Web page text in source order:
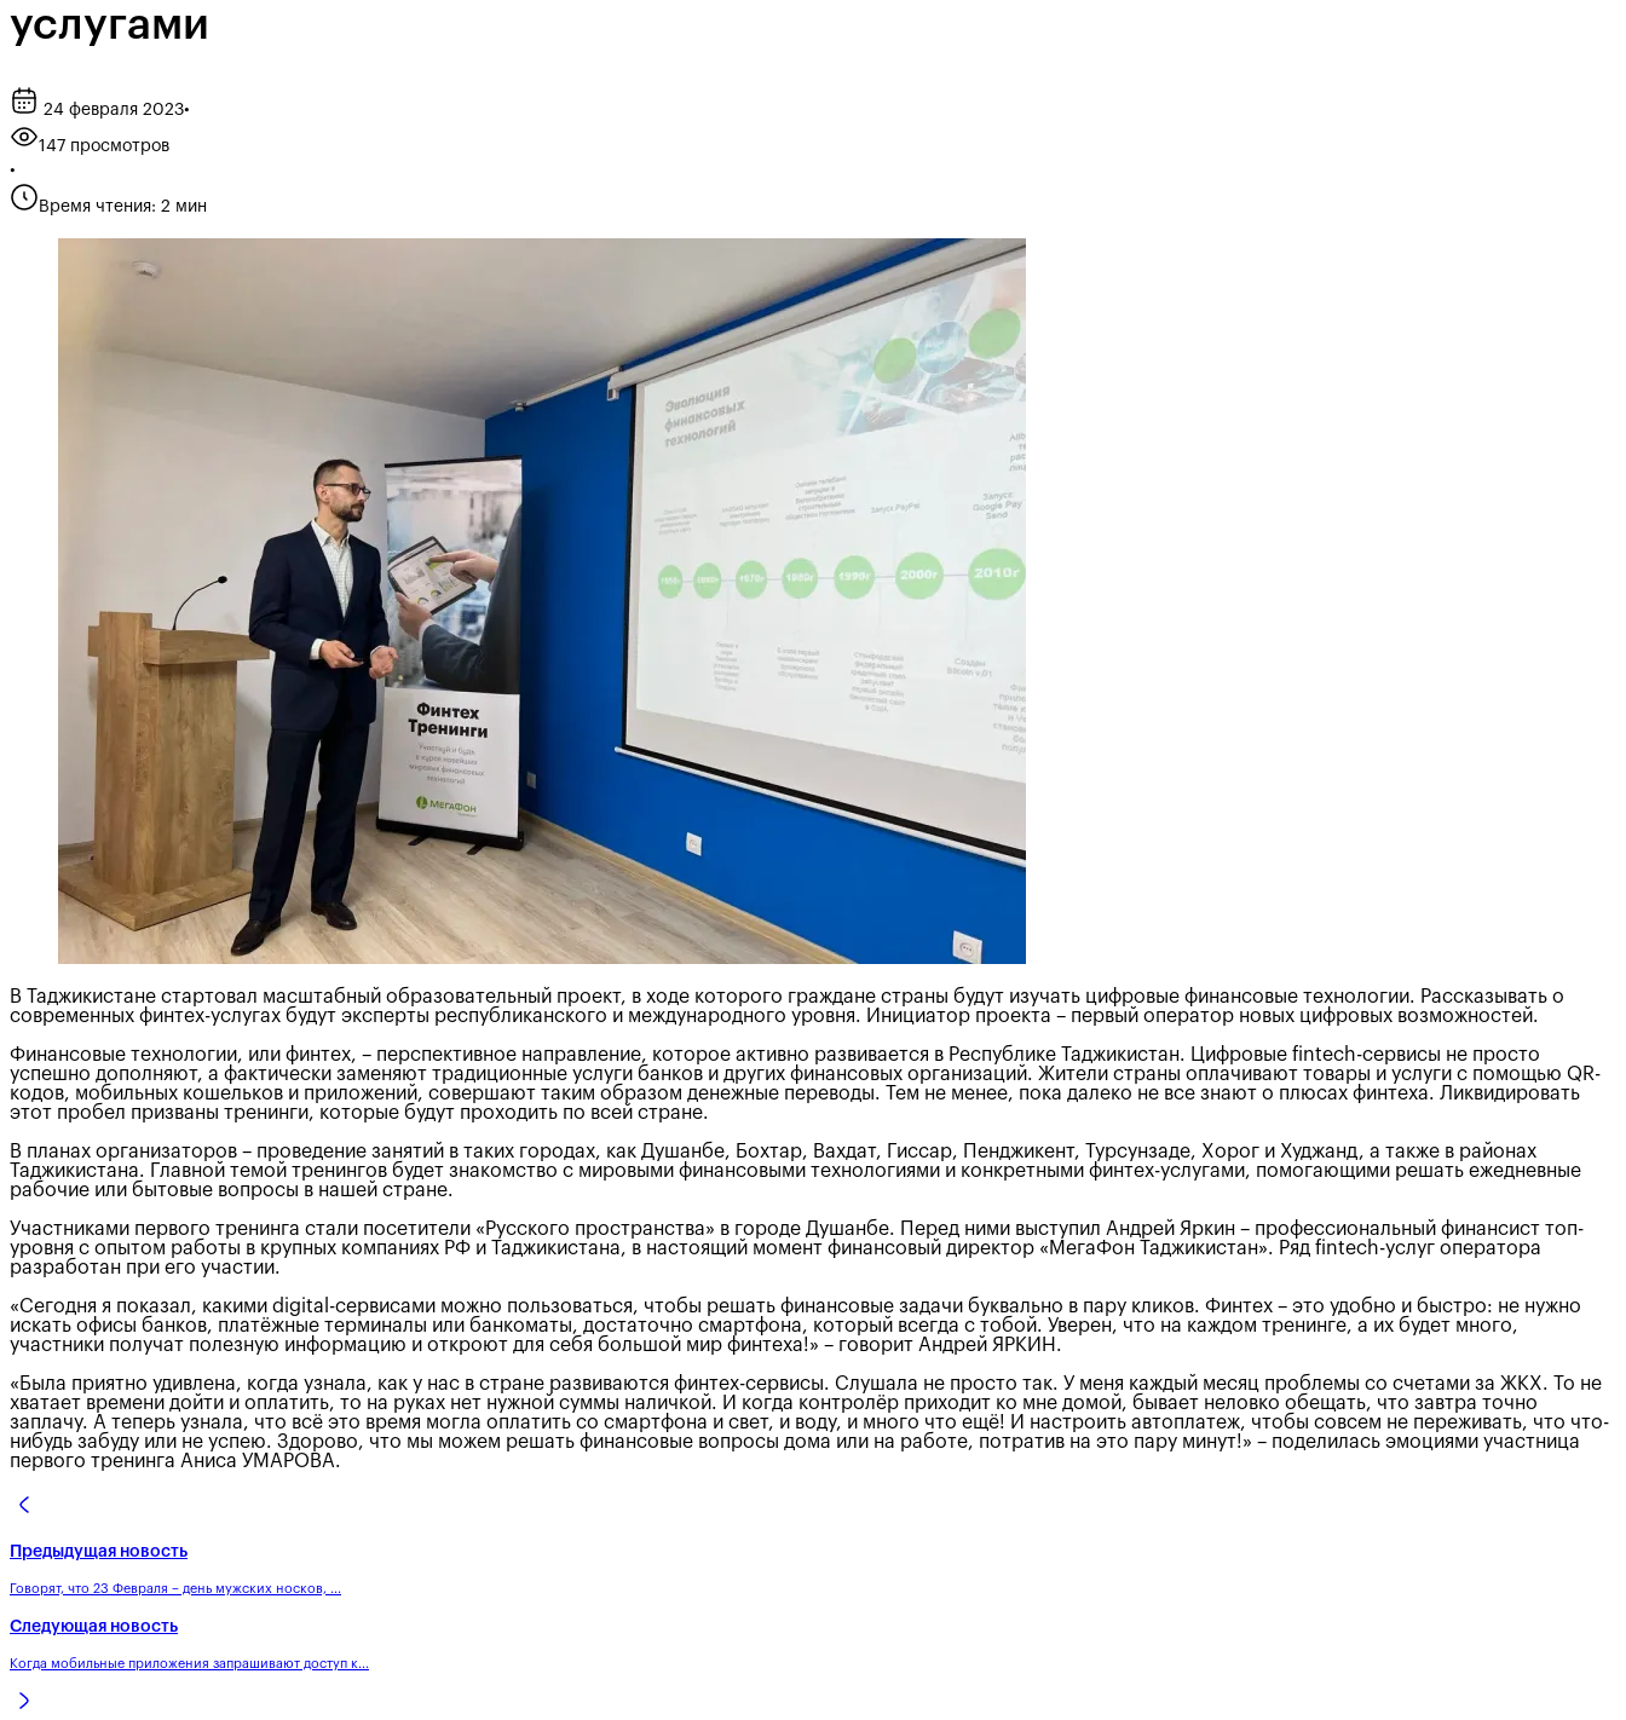
услугами
24 февраля 2023•
147 просмотров
•
Время чтения: 2 мин
В Таджикистане стартовал масштабный образовательный проект, в ходе которого граждане страны будут изучать цифровые финансовые технологии. Рассказывать о
современных финтех-услугах будут эксперты республиканского и международного уровня. Инициатор проекта – первый оператор новых цифровых возможностей.
Финансовые технологии, или финтех, – перспективное направление, которое активно развивается в Республике Таджикистан. Цифровые fintech-сервисы не просто
успешно дополняют, а фактически заменяют традиционные услуги банков и других финансовых организаций. Жители страны оплачивают товары и услуги с помощью QR-
кодов, мобильных кошельков и приложений, совершают таким образом денежные переводы. Тем не менее, пока далеко не все знают о плюсах финтеха. Ликвидировать
этот пробел призваны тренинги, которые будут проходить по всей стране.
В планах организаторов – проведение занятий в таких городах, как Душанбе, Бохтар, Вахдат, Гиссар, Пенджикент, Турсунзаде, Хорог и Худжанд, а также в районах
Таджикистана. Главной темой тренингов будет знакомство с мировыми финансовыми технологиями и конкретными финтех-услугами, помогающими решать ежедневные
рабочие или бытовые вопросы в нашей стране.
Участниками первого тренинга стали посетители «Русского пространства» в городе Душанбе. Перед ними выступил Андрей Яркин – профессиональный финансист топ-
уровня с опытом работы в крупных компаниях РФ и Таджикистана, в настоящий момент финансовый директор «МегаФон Таджикистан». Ряд fintech-услуг оператора
разработан при его участии.
«Сегодня я показал, какими digital-сервисами можно пользоваться, чтобы решать финансовые задачи буквально в пару кликов. Финтех – это удобно и быстро: не нужно
искать офисы банков, платёжные терминалы или банкоматы, достаточно смартфона, который всегда с тобой. Уверен, что на каждом тренинге, а их будет много,
участники получат полезную информацию и откроют для себя большой мир финтеха!» – говорит Андрей ЯРКИН.
«Была приятно удивлена, когда узнала, как у нас в стране развиваются финтех-сервисы. Слушала не просто так. У меня каждый месяц проблемы со счетами за ЖКХ. То не
хватает времени дойти и оплатить, то на руках нет нужной суммы наличкой. И когда контролёр приходит ко мне домой, бывает неловко обещать, что завтра точно
заплачу. А теперь узнала, что всё это время могла оплатить со смартфона и свет, и воду, и много что ещё! И настроить автоплатеж, чтобы совсем не переживать, что что-
нибудь забуду или не успею. Здорово, что мы можем решать финансовые вопросы дома или на работе, потратив на это пару минут!» – поделилась эмоциями участница
первого тренинга Аниса УМАРОВА.
Предыдущая новость
Говорят, что 23 Февраля – день мужских носков, ...
Следующая новость
Когда мобильные приложения запрашивают доступ к...